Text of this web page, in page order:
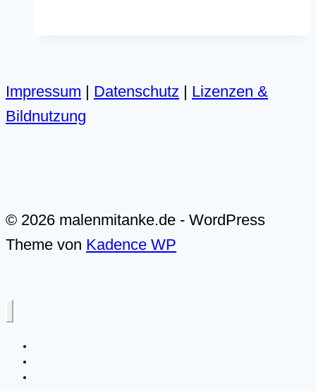
Rabatt
Impressum | Datenschutz | Lizenzen &
Bildnutzung
© 2026 malenmitanke.de - WordPress
Theme von Kadence WP